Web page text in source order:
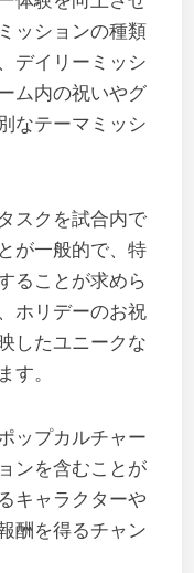
ッションの種類
デイリーミッシ
ム内の祝いやグ
なテーマミッシ
スクを試合内で
が一般的で、特
ることが求めら
ホリデーのお祝
したユニークな
す。
ップカルチャー
ンを含むことが
キャラクターや
酬を得るチャン